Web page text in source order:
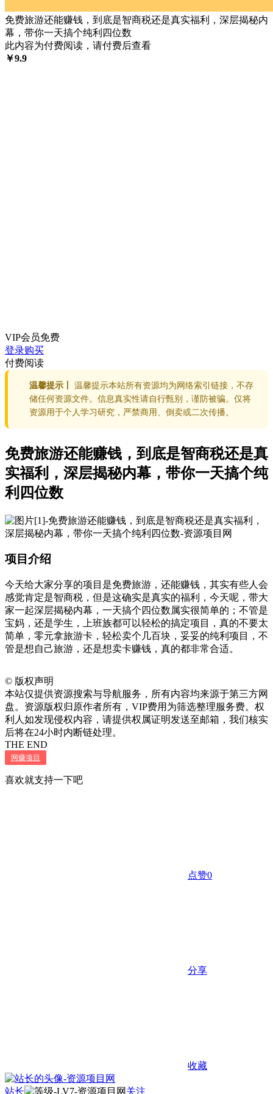
免费旅游还能赚钱，到底是智商税还是真实福利，深层揭秘内
幕，带你一天搞个纯利四位数
此内容为付费阅读，请付费后查看
￥9.9
VIP会员免费
登录购买
付费阅读
温馨提示丨
温馨提示本站所有资源均为网络索引链接，不存
储任何资源文件。信息真实性请自行甄别，谨防被骗。仅将
资源用于个人学习研究，严禁商用、倒卖或二次传播。
免费旅游还能赚钱，到底是智商税还是真
实福利，深层揭秘内幕，带你一天搞个纯
利四位数
项目介绍
今天给大家分享的项目是免费旅游，还能赚钱，其实有些人会
感觉肯定是智商税，但是这确实是真实的福利，今天呢，带大
家一起深层揭秘内幕，一天搞个四位数属实很简单的；不管是
宝妈，还是学生，上班族都可以轻松的搞定项目，真的不要太
简单，零元拿旅游卡，轻松卖个几百块，妥妥的纯利项目，不
管是想自己旅游，还是想卖卡赚钱，真的都非常合适。
© 版权声明
本站仅提供资源搜索与导航服务，所有内容均来源于第三方网
盘。资源版权归原作者所有，VIP费用为筛选整理服务费。权
利人如发现侵权内容，请提供权属证明发送至邮箱，我们核实
后将在24小时内断链处理。
THE END
网赚项目
喜欢就支持一下吧
点赞0
分享
收藏
站长 关注